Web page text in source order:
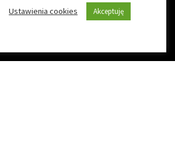
na ten temat znajduje się na
naszą
Politykę prywatności
komunikat
Ustawienia cookies Akceptuję